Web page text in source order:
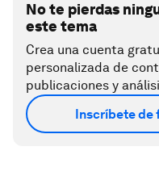
No te pierdas
este tema
Crea una cuenta
personalizada de
publicaciones y
Inscríbete de